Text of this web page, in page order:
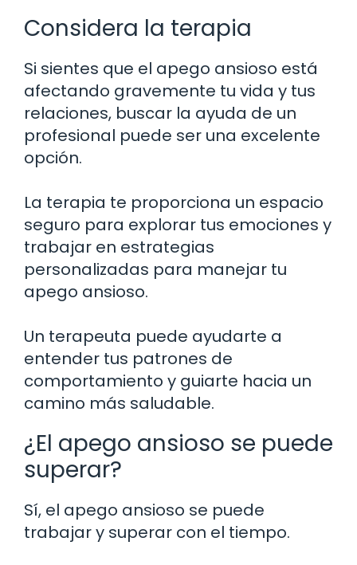
Considera la terapia
Si sientes que el apego ansioso está
afectando gravemente tu vida y tus
relaciones, buscar la ayuda de un
profesional puede ser una excelente
opción.
La terapia te proporciona un espacio
seguro para explorar tus emociones y
trabajar en estrategias
personalizadas para manejar tu
apego ansioso.
Un terapeuta puede ayudarte a
entender tus patrones de
comportamiento y guiarte hacia un
camino más saludable.
¿El apego ansioso se puede
superar?
Sí, el apego ansioso se puede
trabajar y superar con el tiempo.